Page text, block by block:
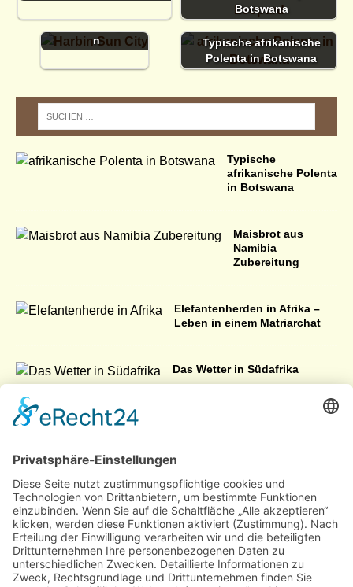
Botswana
Sehenswürdigkeite
n
Typische afrikanische
Polenta in Botswana
Typische
afrikanische Polenta
in Botswana
Maisbrot aus
Namibia
Zubereitung
Elefantenherden in Afrika –
Leben in einem Matriarchat
Das Wetter in Südafrika
Namibia – Land, Menschen, Wetter & Kultur
Marakele Nationalpark – Ein
Genuss für alle Sinne